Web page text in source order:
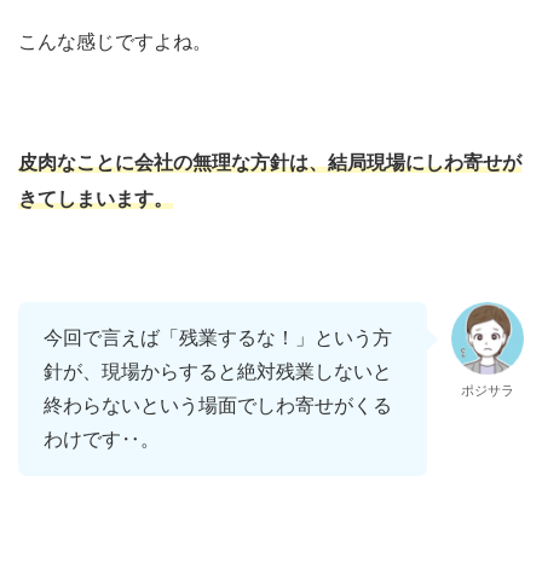
こんな感じですよね。
皮肉なことに会社の無理な方針は、結局現場にしわ寄せが
きてしまいます。
今回で言えば「残業するな！」という方
針が、現場からすると絶対残業しないと
終わらないという場面でしわ寄せがくる
わけです‥。
ポジサラ